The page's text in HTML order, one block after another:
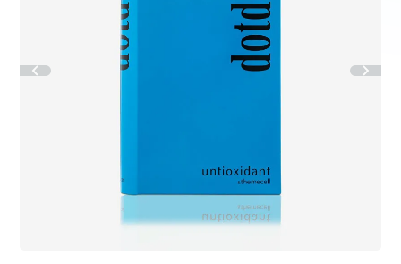
全商品一覧
アイテム一覧
サプリメント
定期購入
COMPANY
ブランドストーリー
E.MIRAI会員について
プライバシーポリシー
特定商取引法に基づく表記
お問い合わせ